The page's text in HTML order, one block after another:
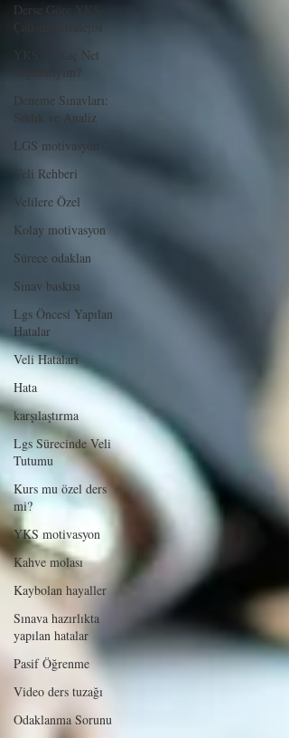
Derse Göre YKS
Çalışma Stratejisi
YKS’de Kaç Net
Yapmalıyım?
Deneme Sınavları:
Sıklık ve Analiz
LGS motivasyon
Veli Rehberi
Velilere Özel
Kolay motivasyon
Sürece odaklan
Sınav baskısı
Lgs Öncesi Yapılan
Hatalar
Veli Hataları
Hata
karşılaştırma
Lgs Sürecinde Veli
Tutumu
Kurs mu özel ders
mi?
YKS motivasyon
Kahve molası
Kaybolan hayaller
Sınava hazırlıkta
yapılan hatalar
Pasif Öğrenme
Video ders tuzağı
Odaklanma Sorunu